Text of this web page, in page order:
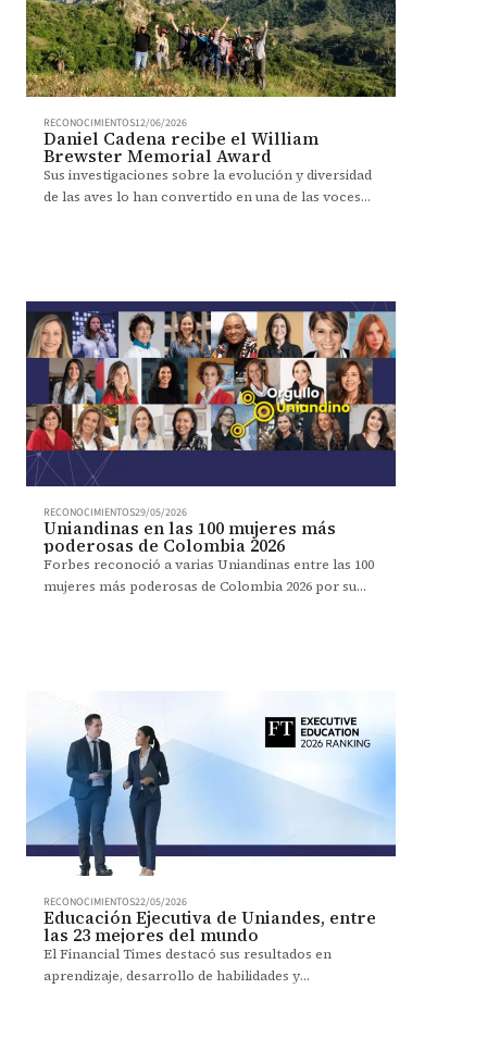
RECONOCIMIENTOS12/06/2026
Daniel Cadena recibe el William
Brewster Memorial Award
Sus investigaciones sobre la evolución y diversidad
de las aves lo han convertido en una de las voces
RECONOCIMIENTOS29/05/2026
Uniandinas en las 100 mujeres más
poderosas de Colombia 2026
Forbes reconoció a varias Uniandinas entre las 100
mujeres más poderosas de Colombia 2026 por su
RECONOCIMIENTOS22/05/2026
Educación Ejecutiva de Uniandes, entre
las 23 mejores del mundo
El Financial Times destacó sus resultados en
aprendizaje, desarrollo de habilidades y